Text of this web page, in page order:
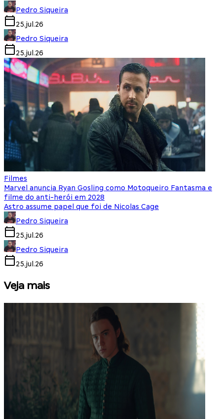
Pedro Siqueira
25.jul.26
Pedro Siqueira
25.jul.26
Filmes
Marvel anuncia Ryan Gosling como Motoqueiro Fantasma e
filme do anti-herói em 2028
Astro assume papel que foi de Nicolas Cage
Pedro Siqueira
25.jul.26
Pedro Siqueira
25.jul.26
Veja mais